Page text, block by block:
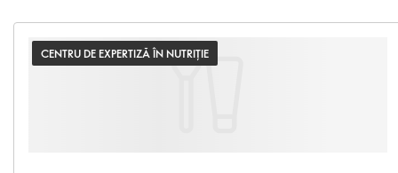
CENTRU DE EXPERTIZĂ ÎN NUTRIȚIE